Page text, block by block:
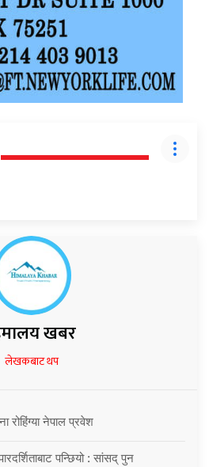
खबर
लेखकबाट थप
रोहिंग्या नेपाल प्रवेश
पन्छियो : सांसद् पुन